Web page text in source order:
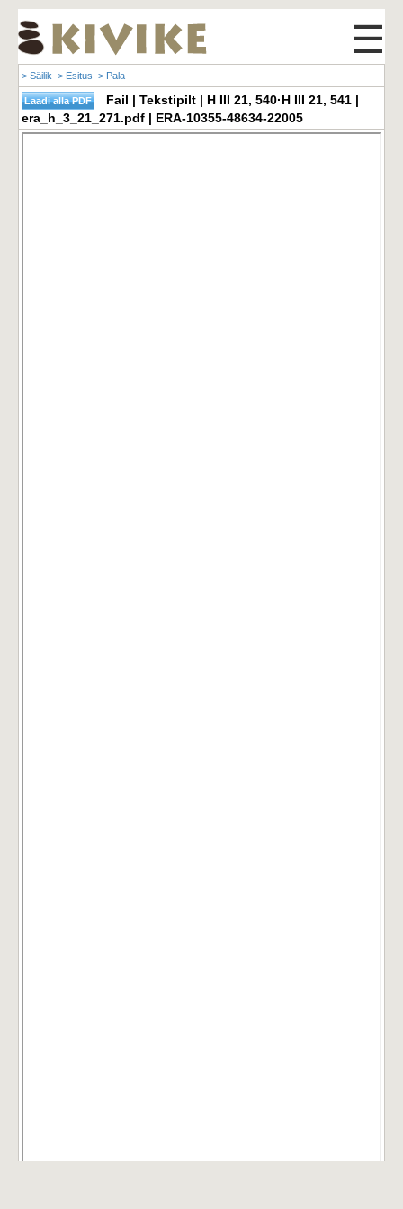
☰
> Säilik > Esitus > Pala
Fail | Tekstipilt | H III 21, 540·H III 21, 541 |
era_h_3_21_271.pdf | ERA-10355-48634-22005